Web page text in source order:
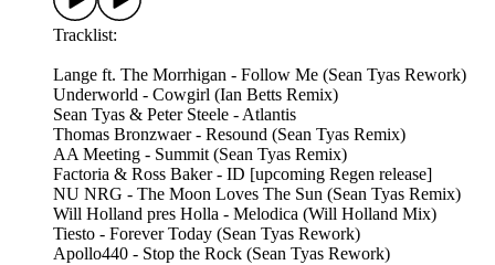
Tracklist:
Lange ft. The Morrhigan - Follow Me (Sean Tyas Rework)
Underworld - Cowgirl (Ian Betts Remix)
Sean Tyas & Peter Steele - Atlantis
Thomas Bronzwaer - Resound (Sean Tyas Remix)
AA Meeting - Summit (Sean Tyas Remix)
Factoria & Ross Baker - ID [upcoming Regen release]
NU NRG - The Moon Loves The Sun (Sean Tyas Remix)
Will Holland pres Holla - Melodica (Will Holland Mix)
Tiesto - Forever Today (Sean Tyas Rework)
Apollo440 - Stop the Rock (Sean Tyas Rework)